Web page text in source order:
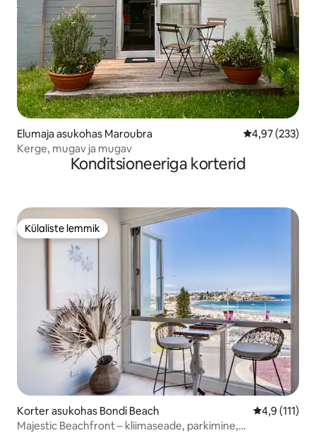
Elumaja asukohas Maroubra Keskmine
4,97 (233)
Kerge, mugav ja mugav
Konditsioneeriga korterid
Külaliste lemmik
Külaliste lemmik
Korter asukohas Bondi Beach Keskmine
4,9 (111)
Majestic Beachfront – kliimaseade, parkimine,